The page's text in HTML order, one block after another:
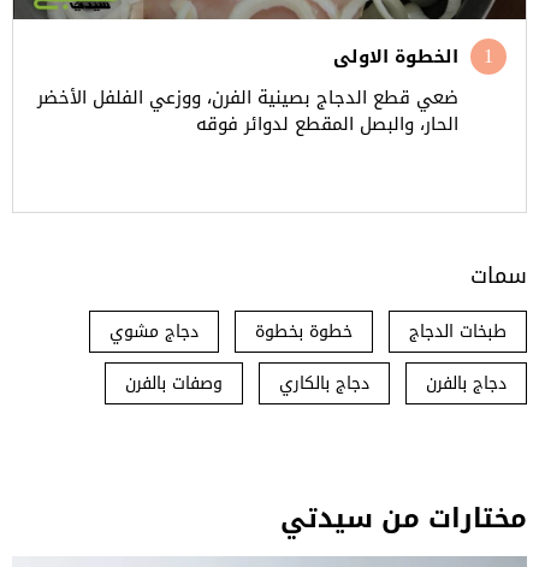
الخطوة الاولى
ضعي قطع الدجاج بصينية الفرن، ووزعي الفلفل الأخضر
الحار، والبصل المقطع لدوائر فوقه
سمات
طبخات الدجاج خطوة بخطوة
دجاج مشوي
دجاج بالفرن
دجاج بالكاري وصفات بالفرن
مختارات من سيدتي